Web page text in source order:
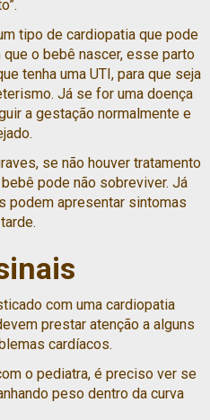
tipo de cardiopatia que pode
o bebê nascer, esse parto
tenha uma UTI, para que seja
Já se for uma doença
a gestação normalmente e
se não houver tratamento
pode não sobreviver. Já
podem apresentar sintomas
com uma cardiopatia
prestar atenção a alguns
cardíacos.
o pediatra, é preciso ver se
peso dentro da curva